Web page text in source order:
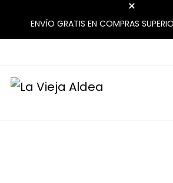
ENVÍO GRATIS EN COMPRAS
La Vieja Aldea
Tu Mercado Natural Cerca